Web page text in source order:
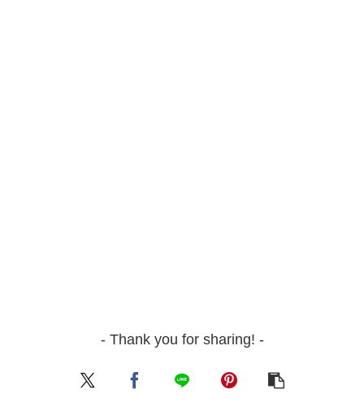
- Thank you for sharing! -